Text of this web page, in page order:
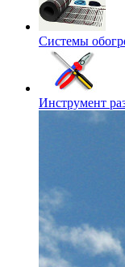
Системы
Инструмент